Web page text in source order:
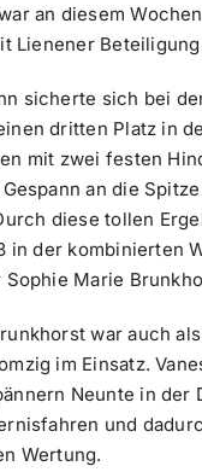
an diesem
Lienener
sicherte sich bei
dritten Platz in
mit zwei festen
an die
diese tollen
in der kombinierten
Marie
war auch
im Einsatz.
Neunte in der
und
Wertung.